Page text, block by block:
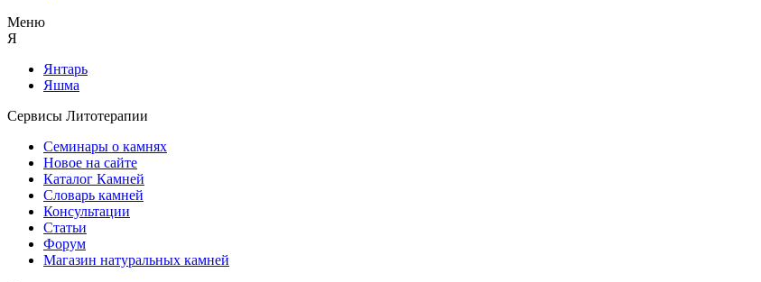
Меню
Я
Янтарь
Яшма
Сервисы Литотерапии
Семинары о камнях
Новое на сайте
Каталог Камней
Словарь камней
Консультации
Статьи
Форум
Магазин натуральных камней